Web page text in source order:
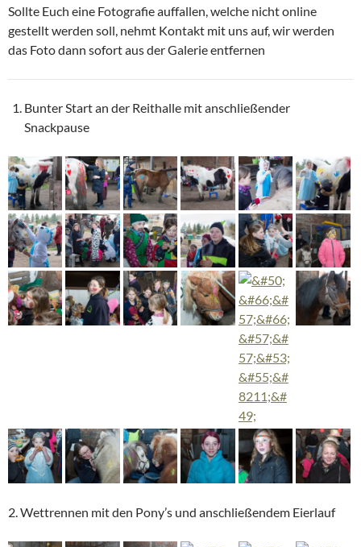
Sollte Euch eine Fotografie auffallen, welche nicht online
gestellt werden soll, nehmt Kontakt mit uns auf, wir werden
das Foto dann sofort aus der Galerie entfernen
Bunter Start an der Reithalle mit anschließender
Snackpause
2. Wettrennen mit den Pony’s und anschließendem Eierlauf